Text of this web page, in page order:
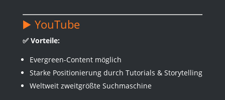
▶️ YouTube
✅ Vorteile:
Evergreen-Content möglich
Starke Positionierung durch Tutorials & Storytelling
Weltweit zweitgrößte Suchmaschine